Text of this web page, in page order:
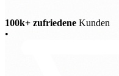
100k+ zufriedene Kunden
•